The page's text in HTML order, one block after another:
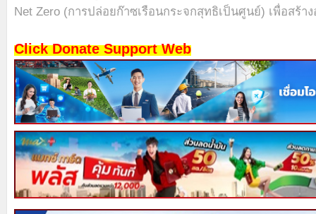
Net Zero (การปล่อยก๊าซเรือนกระจกสุทธิเป็นศูนย์) เพื่อสร้า
Click Donate Support Web